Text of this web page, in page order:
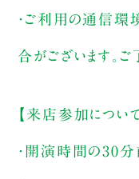
・ご利用の通信環
合がございます。ご
【来店参加について
・開演時間の30分